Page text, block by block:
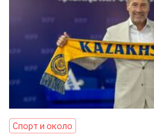
Спорт и около